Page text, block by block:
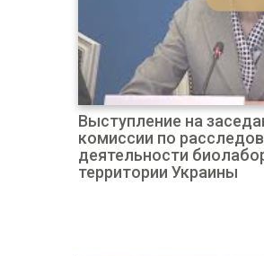
Выступление на
комиссии по
деятельности
территории Украины